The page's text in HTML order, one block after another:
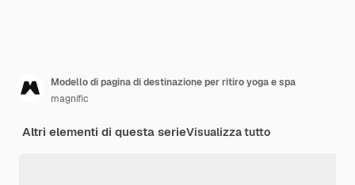
Modello di pagina di destinazione per ritiro yoga e spa
magnific
Altri elementi di questa serieVisualizza tutto